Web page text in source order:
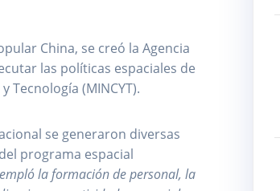
China, se creó la Agencia
las políticas espaciales de
(MINCYT).
se generaron diversas
programa espacial
la formación de personal, la